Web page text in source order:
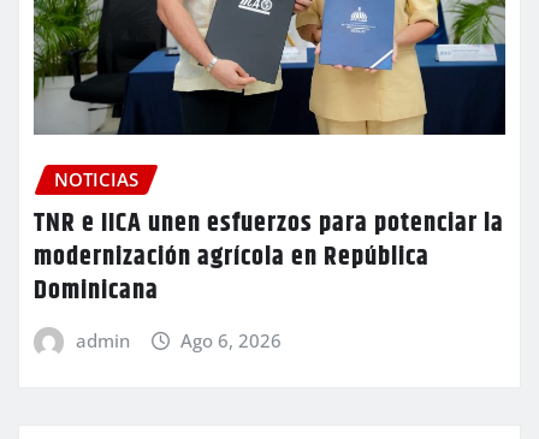
NOTICIAS
TNR e IICA unen esfuerzos para potenciar la
modernización agrícola en República
Dominicana
admin Ago 6, 2026